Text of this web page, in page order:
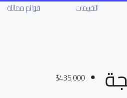
التقييمات قوائم مماثلة
$435,000